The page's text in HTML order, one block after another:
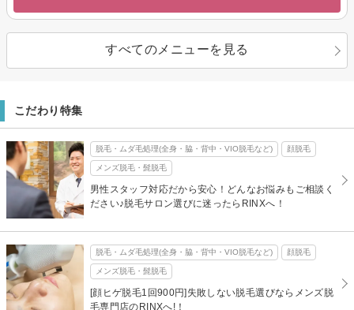
すべてのメニューを見る
こだわり特集
脱毛・ムダ毛処理(全身・脇・背中・VIO脱毛など) 顔脱毛
メンズ脱毛・髭脱毛
男性スタッフ対応だから安心！どんなお悩みもご相談く
ださい♪脱毛サロン選びに迷ったらRINXへ！
脱毛・ムダ毛処理(全身・脇・背中・VIO脱毛など) 顔脱毛
メンズ脱毛・髭脱毛
[顔ヒゲ脱毛1回900円]失敗しない脱毛選びならメンズ脱
毛専門店のRINXへ!！